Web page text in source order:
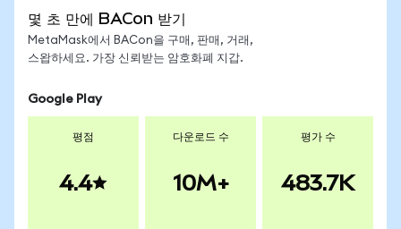
몇 초 만에 BACon 받기
MetaMask에서 BACon을 구매, 판매, 거래,
스왑하세요. 가장 신뢰받는 암호화폐 지갑.
Google Play
평점
4.4
다운로드 수
10M+
평가 수
483.7K